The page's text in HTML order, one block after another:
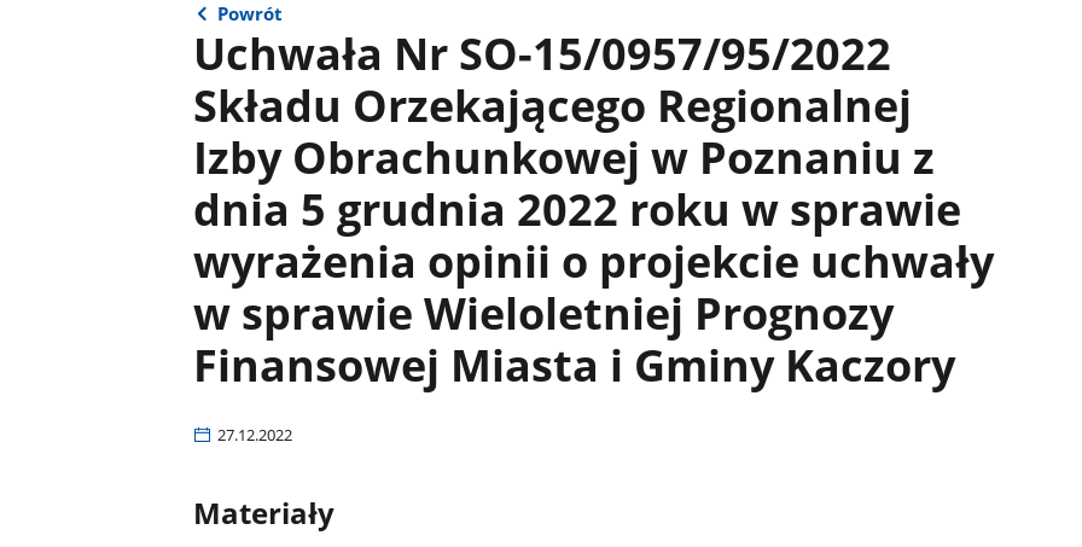
Powrót
Uchwała Nr SO-15/0957/95/2022
Składu Orzekającego Regionalnej
Izby Obrachunkowej w Poznaniu z
dnia 5 grudnia 2022 roku w sprawie
wyrażenia opinii o projekcie uchwały
w sprawie Wieloletniej Prognozy
Finansowej Miasta i Gminy Kaczory
27.12.2022
Materiały